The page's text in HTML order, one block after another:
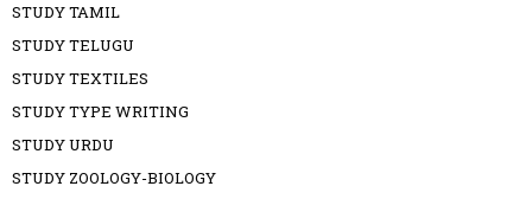
STUDY TAMIL
STUDY TELUGU
STUDY TEXTILES
STUDY TYPE WRITING
STUDY URDU
STUDY ZOOLOGY-BIOLOGY